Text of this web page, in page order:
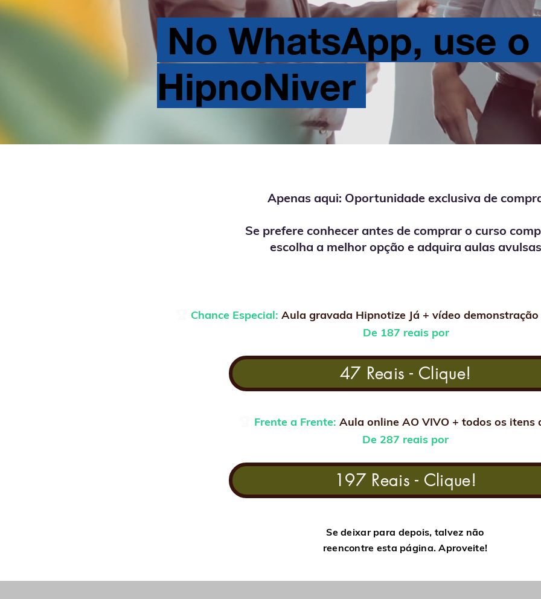
No WhatsApp, use
HipnoNiver
Apenas aqui: Oportunidade exclusiva de
Se prefere conhecer antes de comprar o curso
escolha a melhor opção e adquira aulas avulsas
Chance Especial: Aula gravada Hipnotize Já + vídeo
De 187 reais por
47 Reais - Clique!
Frente a Frente: Aula online AO VIVO + todos os itens
De 287 reais por
197 Reais - Clique!
Se deixar para depois, talvez não
reencontre esta página. Aproveite!